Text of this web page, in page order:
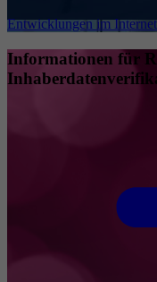
Entwicklungen im
Informationen für